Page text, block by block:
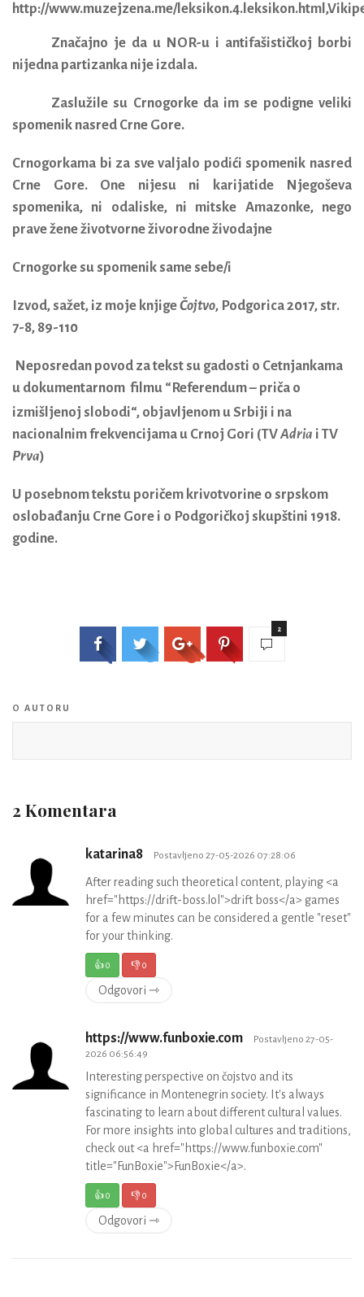
http://www.muzejzena.me/
Značajno je da u NOR-u i antifašističkoj borbi
nijedna partizanka nije izdala.
Zaslužile su Crnogorke da im se podigne veliki
spomenik nasred Crne Gore.
Crnogorkama bi za sve valjalo podići spomenik nasred
Crne Gore. One nijesu ni karijatide Njegoševa
spomenika, ni odaliske, ni mitske Amazonke, nego
prave žene životvorne živorodne živodajne
Crnogorke su spomenik same sebe/i
Izvod, sažet, iz moje knjigeČojtvo, Podgorica 2017, str.
7-8, 89-110
Neposredan povod za tekst su gadosti o Cetnjankama
u dokumentarnom filmu “Referendum – priča o
izmišljenoj slobodi“, objavljenom u Srbiji i na
nacionalnim frekvencijama u Crnoj Gori (TVAdria i TV
Prva)
U posebnom tekstu poričem krivotvorine o srpskom
oslobađanju Crne Gore i o Podgoričkoj skupštini 1918.
godine.
2
O AUTORU
2 Komentara
katarina8 Postavljeno 27-05-2026 07:28:06
After reading such theoretical content, playing <a
href="https://drift-boss.lol">drift boss</a> games
for a few minutes can be considered a gentle "reset"
for your thinking.
👍0 👎0
Odgovori ⇾
https://www.funboxie.com
Postavljeno 27-05-
2026 06:56:49
Interesting perspective on čojstvo and its
significance in Montenegrin society. It's always
fascinating to learn about different cultural values.
For more insights into global cultures and traditions,
check out <a href="https://www.funboxie.com"
title="FunBoxie">FunBoxie</a>.
👍0 👎0
Odgovori ⇾